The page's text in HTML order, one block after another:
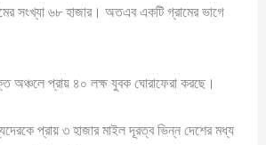
সংখ্যা ৬৮ হাজার। অতএব একটি গ্রামের ভাগে
প্রায় ৪০ লক্ষ যুবক ঘোরাফেরা করছে।
প্রায় ৩ হাজার মাইল দূরত্ব ভিন্ন দেশের মধ্য